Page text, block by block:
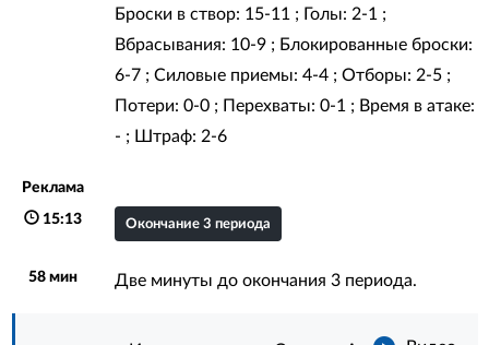
Броски в створ: 15-11 ; Голы: 2-1 ;
Вбрасывания: 10-9 ; Блокированные броски:
6-7 ; Силовые приемы: 4-4 ; Отборы: 2-5 ;
Потери: 0-0 ; Перехваты: 0-1 ; Время в атаке:
- ; Штраф: 2-6
Реклама
15:13 Окончание 3 периода
58 мин Две минуты до окончания 3 периода.